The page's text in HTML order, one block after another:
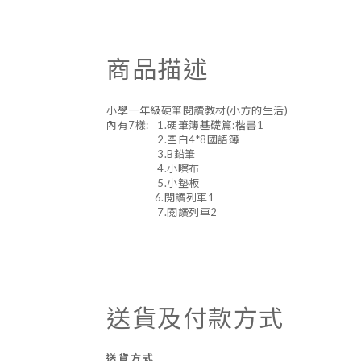
商品描述
小學一年級硬筆閱讀教材(小方的生活)
內有7樣: 1.硬筆簿基礎篇:楷書1
2.空白4*8國語簿
3.B鉛筆
4.小嚓布
5.小墊板
6.閱讀列車1
7.閱讀列車2
送貨及付款方式
送貨方式